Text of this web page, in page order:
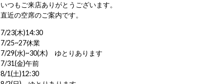
いつもご来店ありがとうございます。
直近の空席のご案内です。
7/23(木)14:30
7/25~27休業
7/29(水)~30(木) ゆとりあります
7/31(金)午前
8/1(土)12:30